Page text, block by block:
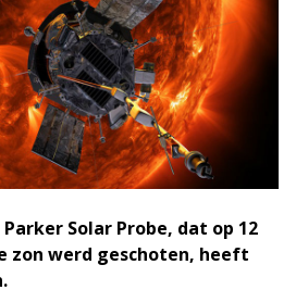
Solar Probe, dat op 12
zon werd geschoten, heeft